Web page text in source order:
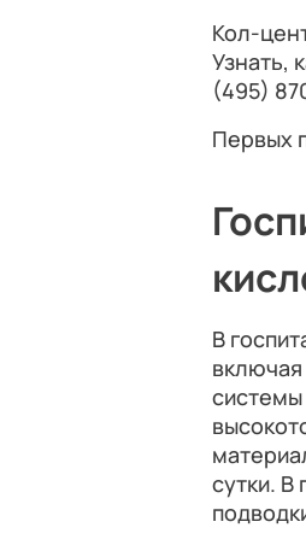
Кол-
Узнать,
(495)
Первых
В
сутки. В